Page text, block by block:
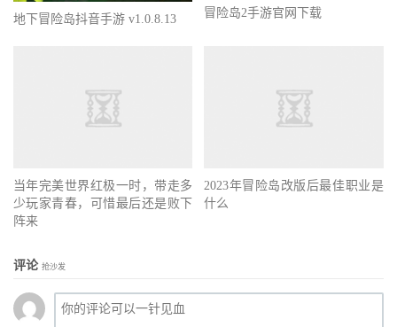
地下冒险岛抖音手游 v1.0.8.13 冒险岛2手游官网下载
当年完美世界红极一时，带走多
少玩家青春，可惜最后还是败下
阵来
2023年冒险岛改版后最佳职业是
什么
评论 抢沙发